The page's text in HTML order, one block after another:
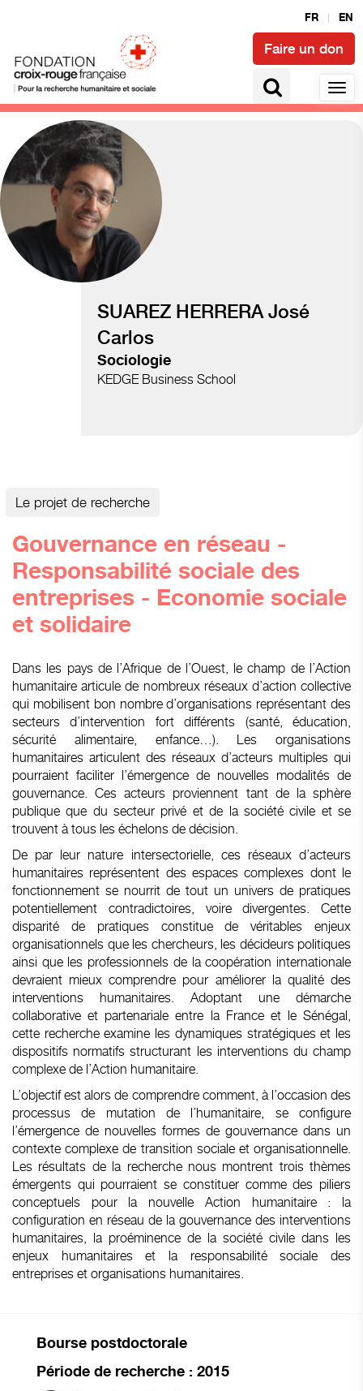
FR EN
Faire un don
Transition humanitaire
SUAREZ HERRERA José
Carlos
Sociologie
KEDGE Business School
Le projet de recherche
Gouvernance en réseau -
Responsabilité sociale des
entreprises - Economie sociale
et solidaire
Dans les pays de l’Afrique de l’Ouest, le champ de l’Action
humanitaire articule de nombreux réseaux d’action collective
qui mobilisent bon nombre d’organisations représentant des
secteurs d’intervention fort différents (santé, éducation,
sécurité alimentaire, enfance…). Les organisations
humanitaires articulent des réseaux d’acteurs multiples qui
pourraient faciliter l’émergence de nouvelles modalités de
gouvernance. Ces acteurs proviennent tant de la sphère
publique que du secteur privé et de la société civile et se
trouvent à tous les échelons de décision.
De par leur nature intersectorielle, ces réseaux d’acteurs
humanitaires représentent des espaces complexes dont le
fonctionnement se nourrit de tout un univers de pratiques
potentiellement contradictoires, voire divergentes. Cette
disparité de pratiques constitue de véritables enjeux
organisationnels que les chercheurs, les décideurs politiques
ainsi que les professionnels de la coopération internationale
devraient mieux comprendre pour améliorer la qualité des
interventions humanitaires. Adoptant une démarche
collaborative et partenariale entre la France et le Sénégal,
cette recherche examine les dynamiques stratégiques et les
dispositifs normatifs structurant les interventions du champ
complexe de l’Action humanitaire.
L’objectif est alors de comprendre comment, à l’occasion des
processus de mutation de l’humanitaire, se configure
l’émergence de nouvelles formes de gouvernance dans un
contexte complexe de transition sociale et organisationnelle.
Les résultats de la recherche nous montrent trois thèmes
émergents qui pourraient se constituer comme des piliers
conceptuels pour la nouvelle Action humanitaire : la
configuration en réseau de la gouvernance des interventions
humanitaires, la proéminence de la société civile dans les
enjeux humanitaires et la responsabilité sociale des
entreprises et organisations humanitaires.
Bourse postdoctorale
Période de recherche : 2015